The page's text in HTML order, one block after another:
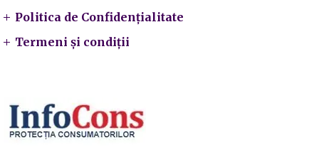
Politica de Confidențialitate
Termeni și condiții